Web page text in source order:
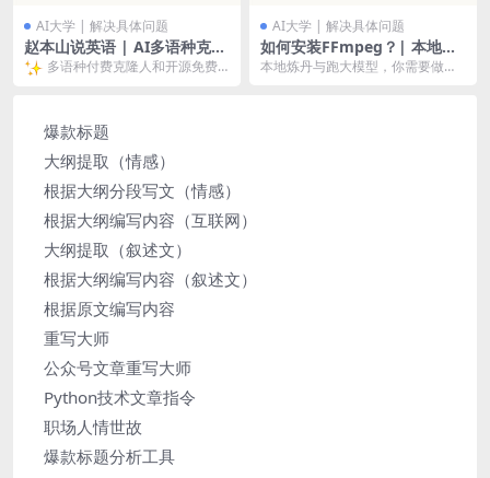
AI大学 | 解决具体问题
赵本山说英语 | AI多语种克隆
人全套解决方案
多语种付费克隆人和开源免费
AI大学 | 解决具体问题
如何安装FFmpeg？| 本地炼
丹跑模型预备课
本地炼丹与跑大模型，你需要做一
爆款标题
大纲提取（情感）
根据大纲分段写文（情感）
根据大纲编写内容（互联网）
大纲提取（叙述文）
根据大纲编写内容（叙述文）
根据原文编写内容
重写大师
公众号文章重写大师
Python技术文章指令
职场人情世故
爆款标题分析工具